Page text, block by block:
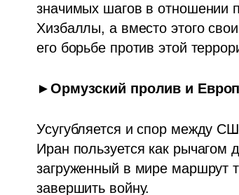
значимых шагов в отношении
Хизбаллы, а вместо этого
его борьбе против этой
►Ормузский пролив и
Усугубляется и спор между
Иран пользуется как
загруженный в мире маршрут
завершить войну.